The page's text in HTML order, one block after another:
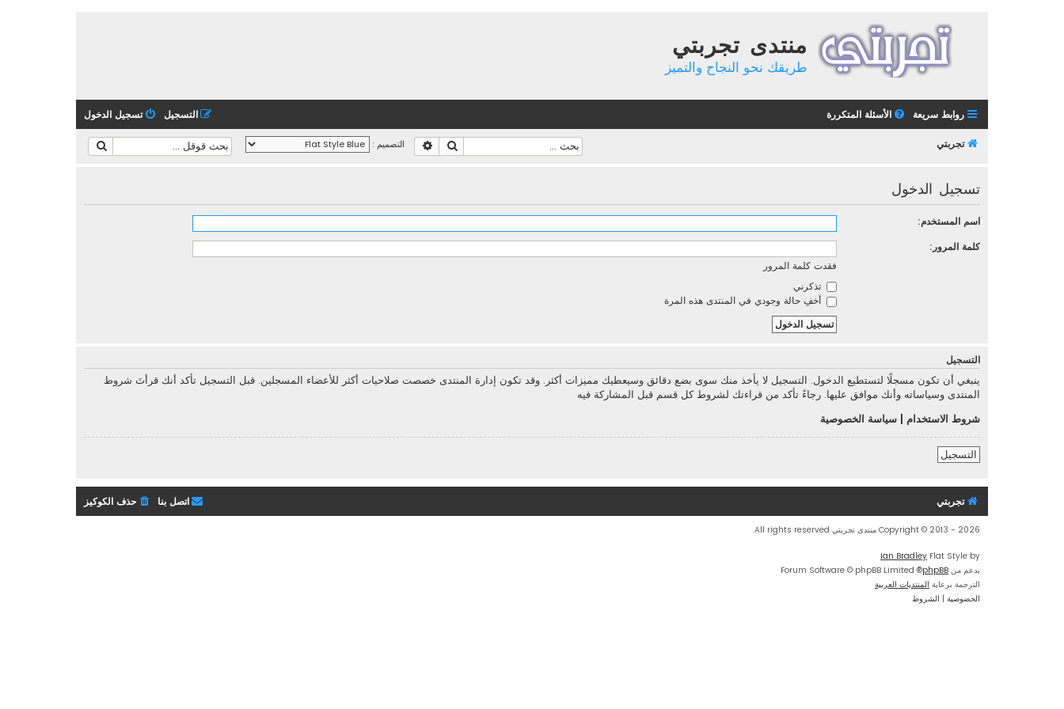
منتدى تجربتي
طريقك نحو النجاح والتميز
روابط سريعة الأسئلة المتكررة تسجيل الدخول التسجيل
تجربتي التصميم : بحث بحث متقدم
تسجيل الدخول
اسم المستخدم:
كلمة المرور:
فقدت كلمة المرور
تذكرني
أخفِ حالة وجودي في المنتدى هذه المرة
التسجيل
ينبغي أن تكون مسجلًا لتستطيع الدخول. التسجيل لا يأخذ منك سوى بضع دقائق وسيعطيك مميزات أكثر. وقد تكون إدارة المنتدى خصصت صلاحيات أكثر للأعضاء المسجلين. قبل التسجيل تأكد أنك قرأتَ شروط
المنتدى وسياساته وأنك موافق عليها. رجاءً تأكد من قراءتك لشروط كل قسم قبل المشاركة فيه
شروط الاستخدام
سياسة الخصوصية
التسجيل
تجربتي حذف الكوكيز اتصل بنا
Copyright © 2013 - 2026 منتدى تجربتي All rights reserved.
Flat Style by
Ian Bradley
بدعم من phpBB
® Forum Software © phpBB Limited
الترجمة برعاية المنتديات العربية
الخصوصية | الشروط